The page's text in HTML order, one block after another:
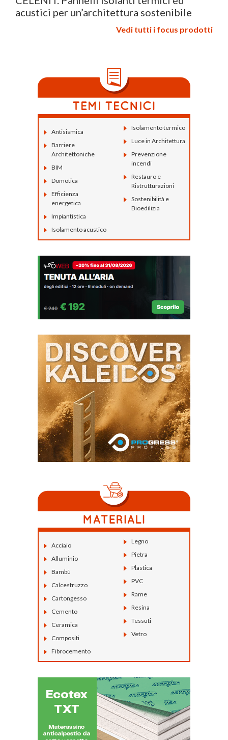
acustici per un’architettura sostenibile
Vedi tutti i focus prodotti
Antisismica
Barriere
Architettoniche
BIM
Domotica
Efficienza
energetica
Impiantistica
Isolamento acustico
Isolamento termico
Luce in Architettura
Prevenzione
incendi
Restauro e
Ristrutturazioni
Sostenibilità e
Bioedilizia
Acciaio
Alluminio
Bambù
Calcestruzzo
Cartongesso
Cemento
Ceramica
Compositi
Fibrocemento
Legno
Pietra
Plastica
PVC
Rame
Resina
Tessuti
Vetro